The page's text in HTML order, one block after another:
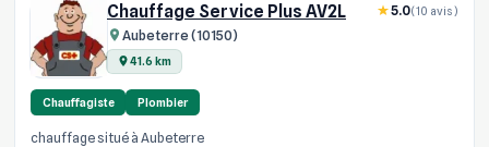
Chauffage Service Plus AV2L
Aubeterre (10150)
41.6 km
5.0(10 avis)
Chauffagiste Plombier
chauffage situé à Aubeterre